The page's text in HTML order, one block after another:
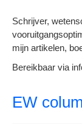
Schrijver,
mijn artikelen,
Bereikbaar via
EW